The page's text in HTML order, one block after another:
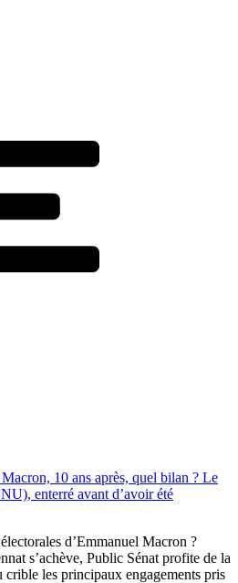
10 ans après, quel bilan ? Le
enterré avant d’avoir été
d’Emmanuel Macron ?
s’achève, Public Sénat profite de la
crible les principaux engagements pris